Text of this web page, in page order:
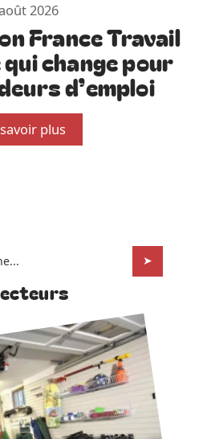
2026
France Travail
change pour
d’emploi
plus